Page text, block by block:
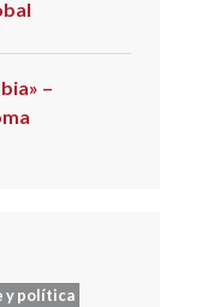
–
y política